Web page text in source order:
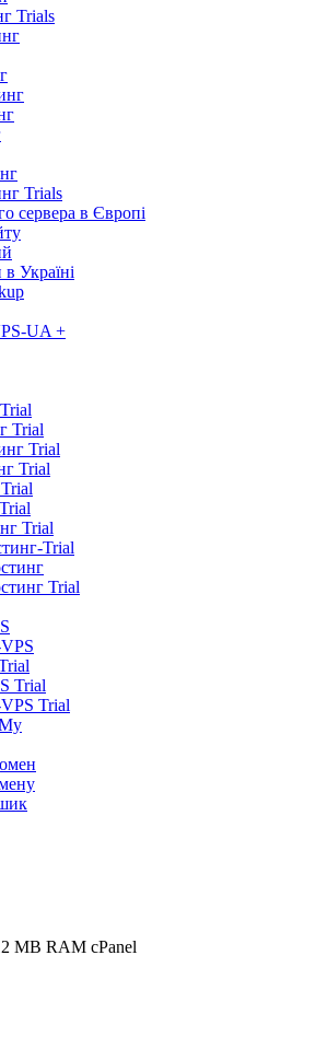
Trials
Trials
сервера в Європі
Україні
UA +
Trial
Trial
Trial
Trial
Trial
Trial
Trial
Trial
MB RAM cPanel